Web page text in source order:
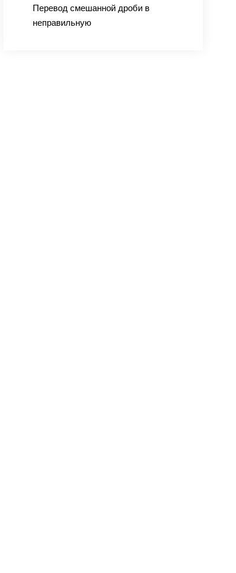
Перевод смешанной дроби в
неправильную